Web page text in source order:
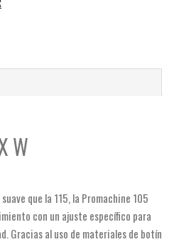
W
que la 115, la Promachine 105
con un ajuste específico para
Gracias al uso de materiales de botín